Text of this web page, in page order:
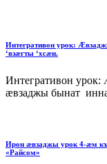
Интегративон урок:
‘взæгты ‘хсæн.
Интегративон
æвзаджы бынат
Ирон æвзаджы урок 4-æм
«Райсом»